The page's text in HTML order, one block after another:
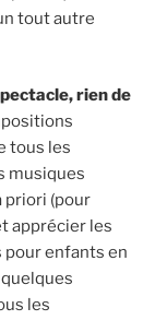
tout autre
rien de
tous les
musiques
priori (pour
apprécier les
pour enfants en
les